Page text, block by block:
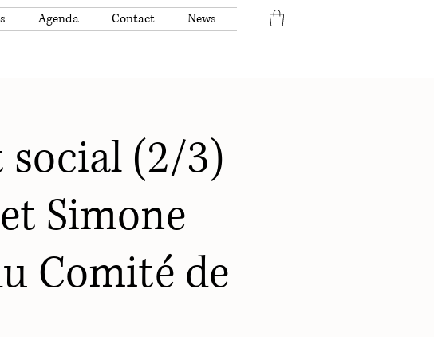
Agenda Contact News
social (2/3)
Simone
Comité de